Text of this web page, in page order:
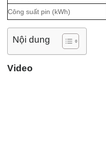
Công suất pin (kWh)
Nội dung
Video